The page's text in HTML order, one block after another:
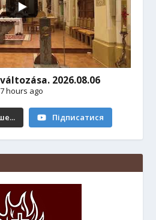
2026.08.06
7 hours ago
Підписатися